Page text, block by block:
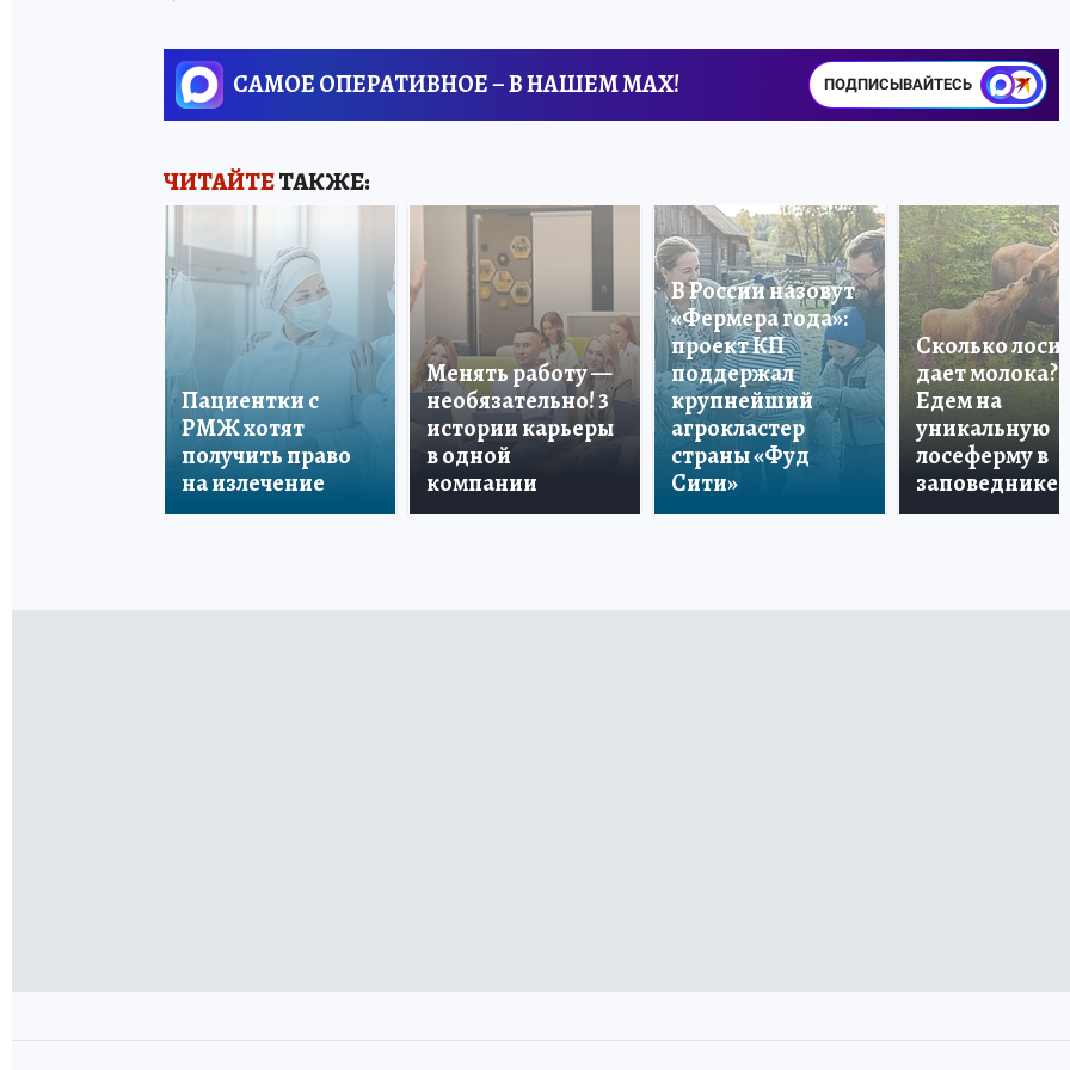
САМОЕ ОПЕРАТИВНОЕ – В НАШЕМ MAX! ПОДПИСЫВАЙТЕСЬ
ЧИТАЙТЕТАКЖЕ:
Пациентки с
РМЖ хотят
получить право
на излечение
Менять работу —
необязательно! 3
истории карьеры
в одной
компании
В России назовут
«Фермера года»:
проект КП
поддержал
крупнейший
агрокластер
страны «Фуд
Сити»
Сколько лосиха
дает молока?
Едем на
уникальную
лосеферму в
заповеднике!